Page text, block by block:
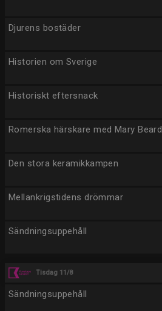
Djurens bostäder
Historien om Sverige
Historiskt eftersnack
Romerska härskare med Mary Beard
Den stora keramikkampen
Mellankrigstidens drömmar
Sändningsuppehåll
Tisdag 11/8
Sändningsuppehåll